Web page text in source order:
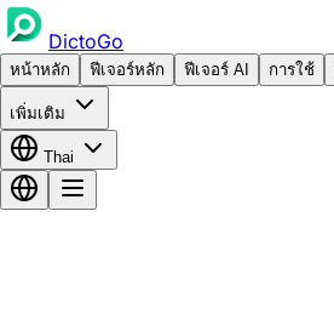
DictoGo
หน้าหลัก ฟีเจอร์หลัก ฟีเจอร์ AI การใช้
เพิ่มเติม
Thai